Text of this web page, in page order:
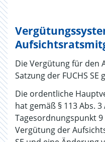
Die Vergütung für den
Satzung der FUCHS SE
Die ordentliche
hat gemäß § 113 Abs.
Tagesordnungspunkt
Vergütung der